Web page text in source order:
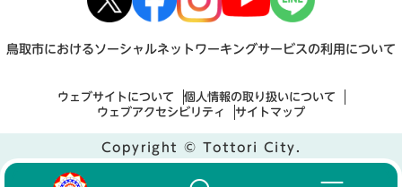
鳥取市におけるソーシャルネットワーキングサービスの利用について
ウェブサイトについて
個人情報の取り扱いについて
ウェブアクセシビリティ
サイトマップ
Copyright © Tottori City.